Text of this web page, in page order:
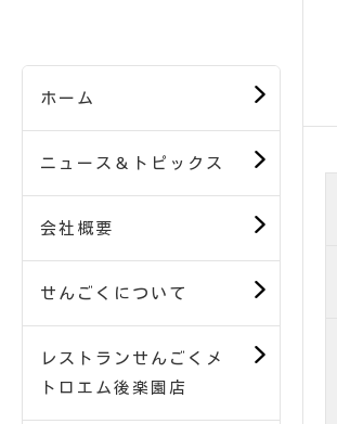
ホーム
ニュース＆トピックス
会社概要
せんごくについて
レストランせんごくメ
トロエム後楽園店